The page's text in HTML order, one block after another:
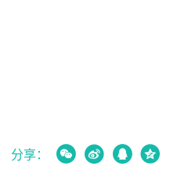
分享：    